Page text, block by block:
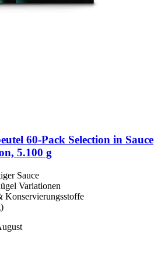
60-​Pack Selection in Sauce
5.100 g
Sauce
Variationen
Konservierungsstoffe